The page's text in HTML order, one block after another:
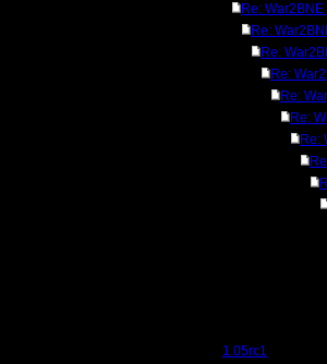
Re:
Re:
Re:
Re:
Re:
Re:
Re:
1.05rc1